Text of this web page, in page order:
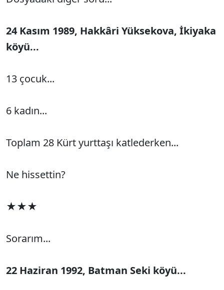
24 Kasım 1989, Hakkâri Yüksekova, İkiyaka
köyü...
13 çocuk...
6 kadın...
Toplam 28 Kürt yurttaşı katlederken...
Ne hissettin?
★★★
Sorarım...
22 Haziran 1992, Batman Seki köyü...